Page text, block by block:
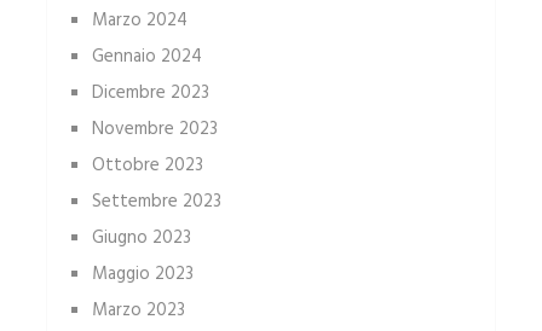
Marzo 2024
Gennaio 2024
Dicembre 2023
Novembre 2023
Ottobre 2023
Settembre 2023
Giugno 2023
Maggio 2023
Marzo 2023